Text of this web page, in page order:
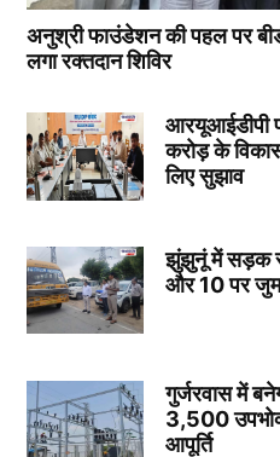
अनुश्री फाउंडेशन की पहल पर
लगा रक्तदान शिविर
आरयूआईडीपी
करोड़ के विकास
लिए सुझाव
झुंझुनूं में सड़क
और 10 पर
गुर्जरवास में
3,500
आपूर्ति